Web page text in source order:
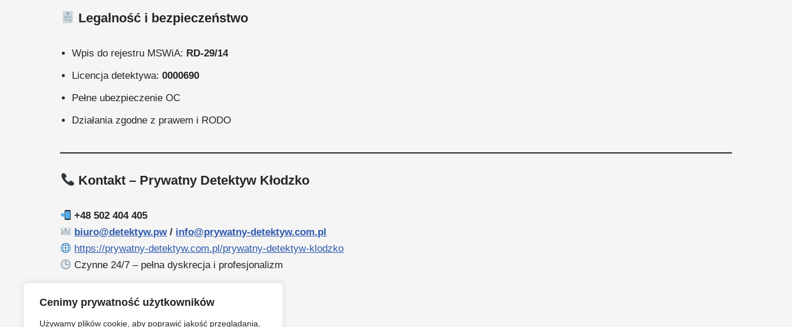
Cenimy prywatność użytkowników
Używamy plików cookie, aby poprawić jakość przeglądania,
Legalność i bezpieczeństwo
Wpis do rejestru MSWiA: RD-29/14
Licencja detektywa: 0000690
Pełne ubezpieczenie OC
Działania zgodne z prawem i RODO
Kontakt – Prywatny Detektyw Kłodzko
+48 502 404 405
biuro@detektyw.pw/ info@prywatny-detektyw.com.pl
https://prywatny-detektyw.com.pl/prywatny-detektyw-klodzko
Czynne 24/7 – pełna dyskrecja i profesjonalizm
Prywatny Detektyw Cennik